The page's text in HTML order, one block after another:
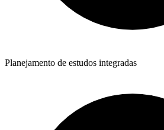
Planejamento de estudos integradas